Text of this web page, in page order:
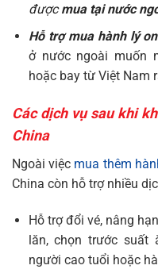
đượcmua tại nước
Hỗ trợ mua hành lý
ở nước ngoài muốn
hoặc bay từ Việt Nam
Các dịch vụ sau khi
China
Ngoài việc mua thêm
China còn hỗ trợ nhiều
Hỗ trợ đổi vé, nâng
lăn, chọn trước suất
người cao tuổi hoặc